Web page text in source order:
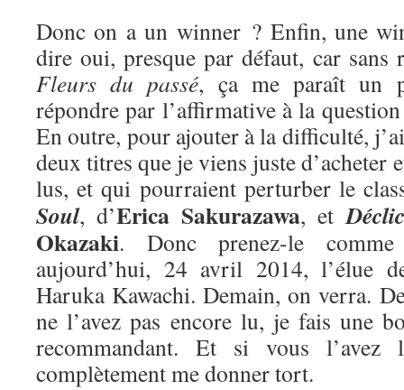
Donc on a un winner ? Enfin, une
dire oui, presque par défaut, car sans
Fleurs du passé, ça me paraît un
répondre par l’affirmative à la
En outre, pour ajouter à la difficulté,
deux titres que je viens juste d’acheter
lus, et qui pourraient perturber le
Soul, d’Erica Sakurazawa, et
Okazaki. Donc prenez-le
aujourd’hui, 24 avril 2014, l’élue
Haruka Kawachi. Demain, on verra.
ne l’avez pas encore lu, je fais une
recommandant. Et si vous l’avez
complètement me donner tort.